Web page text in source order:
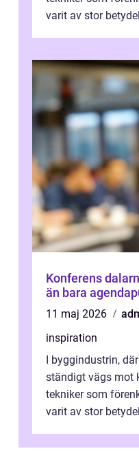
varit av stor
Konferens dalarna möten som ger
än bara
11 maj 2026
inspiration
I byggindustrin,
ständigt vägs mot
tekniker som
varit av stor